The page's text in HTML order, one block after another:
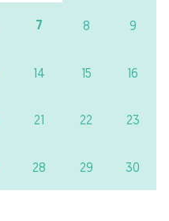
7 8 9
14 15 16
21 22 23
28 29 30